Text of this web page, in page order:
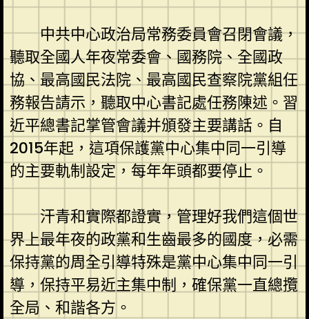
中共中心政治局常務委員會召閉會議，
聽取全國人年夜常委會、國務院、全國政
協、最高國民法院、最高國民查察院黨組任
務報告請示，聽取中心書記處任務陳述。習
近平總書記掌管會議并頒發主要講話。自
2015年起，這項保護黨中心集中同一引導
的主要軌制設定，每年年頭都要停止。
汗青和實際都證實，管理好我們這個世
界上最年夜的政黨和生齒最多的國度，必需
保持黨的周全引導特殊是黨中心集中同一引
導，保持平易近主集中制，確保黨一直總攬
全局、和諧各方。